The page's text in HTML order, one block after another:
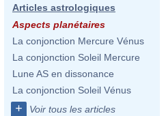
Articles astrologiques
Aspects planétaires
La conjonction Mercure Vénus
La conjonction Soleil Mercure
Lune AS en dissonance
La conjonction Soleil Vénus
+ Voir tous les articles